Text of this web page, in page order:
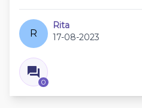
R
Rita
17-08-2023
0